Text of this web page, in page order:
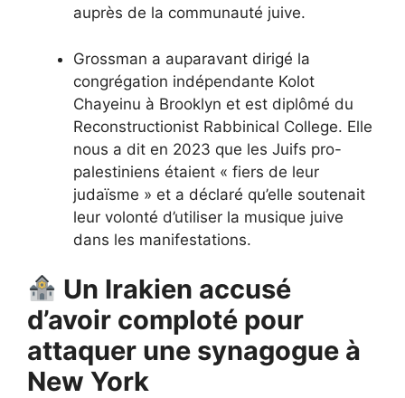
auprès de la communauté juive.
Grossman a auparavant dirigé la
congrégation indépendante Kolot
Chayeinu à Brooklyn et est diplômé du
Reconstructionist Rabbinical College. Elle
nous a dit en 2023 que les Juifs pro-
palestiniens étaient « fiers de leur
judaïsme » et a déclaré qu’elle soutenait
leur volonté d’utiliser la musique juive
dans les manifestations.
Un Irakien accusé
d’avoir comploté pour
attaquer une synagogue à
New York